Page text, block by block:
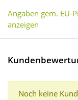
Angaben gem. EU-
anzeigen
Noch keine